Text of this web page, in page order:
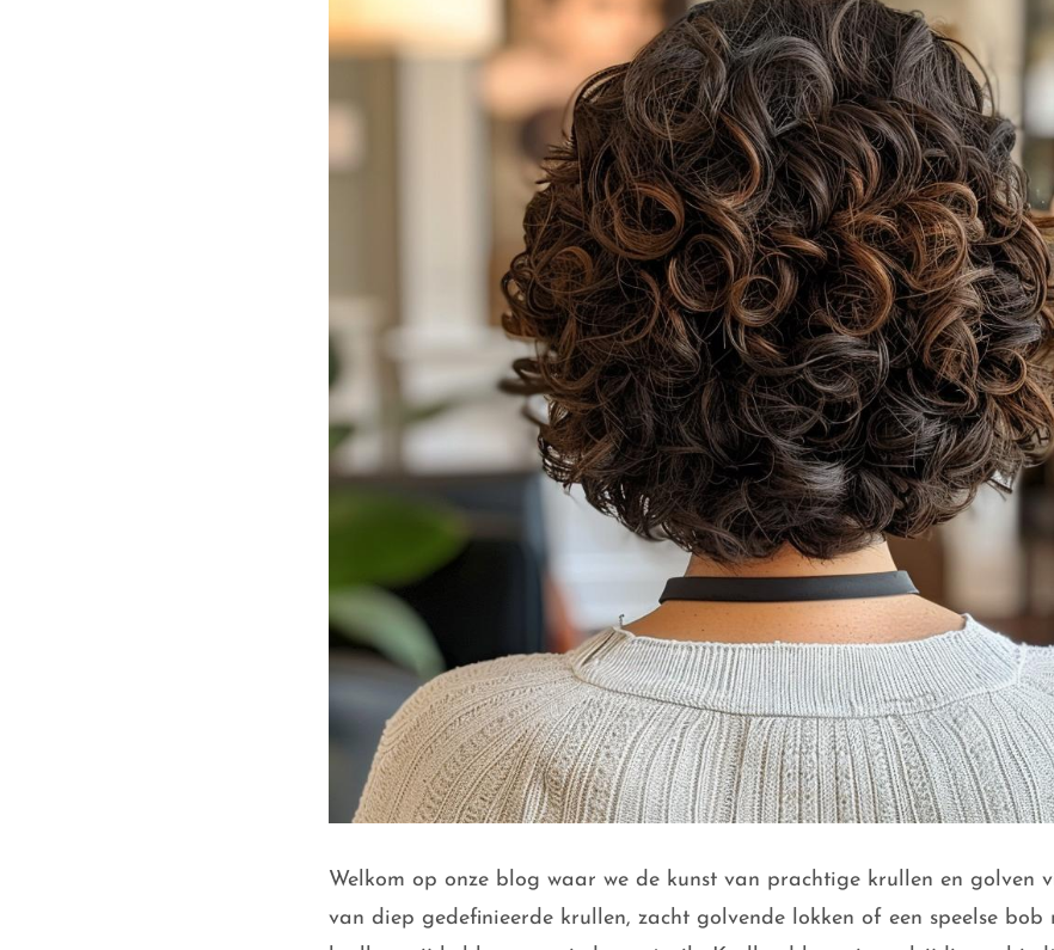
Welkom op onze blog waar we de kunst van prachtige krullen en golven
van diep gedefinieerde krullen, zacht golvende lokken of een speelse bob